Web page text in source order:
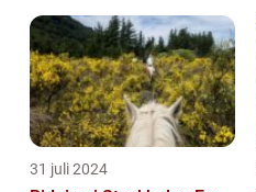
31 juli 2024